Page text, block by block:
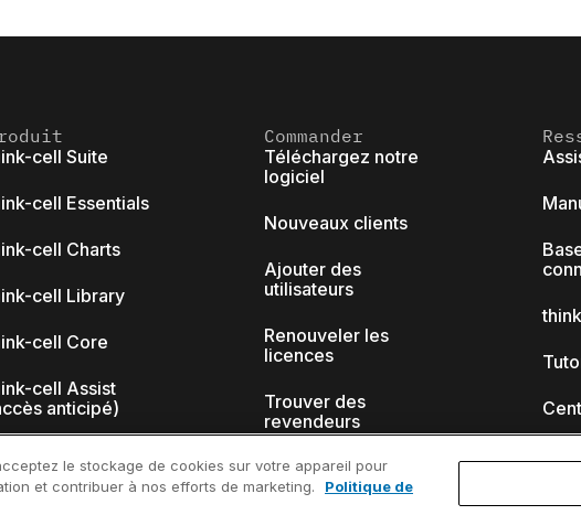
cell Suite
cell Essentials
cell Charts
cell Library
cell Core
cell Assist
anticipé)
Commander
Téléchargez notre
logiciel
Nouveaux clients
Ajouter des
utilisateurs
Renouveler les
licences
Trouver des
revendeurs
Programme
académique
le stockage de cookies sur votre appareil pour
et contribuer à nos efforts de marketing.
Politique de